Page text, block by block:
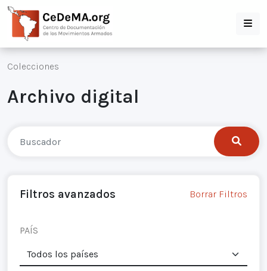
Colecciones
Archivo digital
Filtros avanzados Borrar Filtros
PAÍS